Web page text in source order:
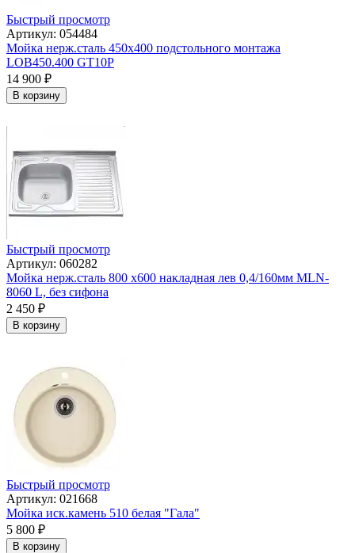
Быстрый просмотр
Артикул: 054484
Мойка нерж.сталь 450х400 подстольного монтажа
LOB450.400 GT10P
14 900 ₽
В корзину
Быстрый просмотр
Артикул: 060282
Мойка нерж.сталь 800 х600 накладная лев 0,4/160мм MLN-
8060 L, без сифона
2 450 ₽
В корзину
Быстрый просмотр
Артикул: 021668
Мойка иск.камень 510 белая "Гала"
5 800 ₽
В корзину